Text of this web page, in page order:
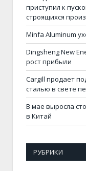
приступил к
строящихся
Minfa Aluminum
Dingsheng New
рост прибыли
Cargill продает
сталью в свете
В мае выросла
в Китай
РУБРИКИ